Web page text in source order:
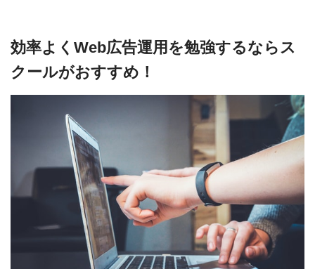
効率よくWeb広告運用を勉強するならス
クールがおすすめ！